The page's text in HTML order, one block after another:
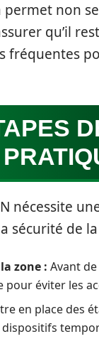
permet non
qu’il
fréquentes
nécessite
sécurité de
zone : Avant
pour éviter les
en place des
dispositifs